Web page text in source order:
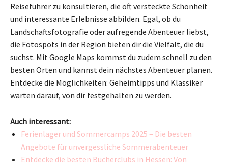
Reiseführer zu konsultieren, die oft versteckte Schönheit
und interessante Erlebnisse abbilden. Egal, ob du
Landschaftsfotografie oder aufregende Abenteuer liebst,
die Fotospots in der Region bieten dir die Vielfalt, die du
suchst. Mit Google Maps kommst du zudem schnell zu den
besten Orten und kannst dein nächstes Abenteuer planen.
Entdecke die Möglichkeiten: Geheimtipps und Klassiker
warten darauf, von dir festgehalten zu werden.
Auch interessant:
Ferienlager und Sommercamps 2025 – Die besten
Angebote für unvergessliche Sommerabenteuer
Entdecke die besten Bücherclubs in Hessen: Von